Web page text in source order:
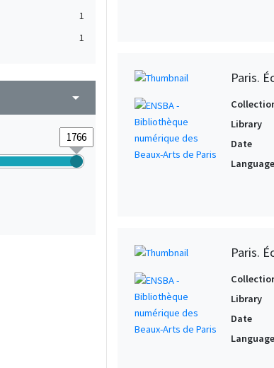
1
1
arrow_drop_down
Paris.
Library
Date
Language
Paris.
Library
Date
Language